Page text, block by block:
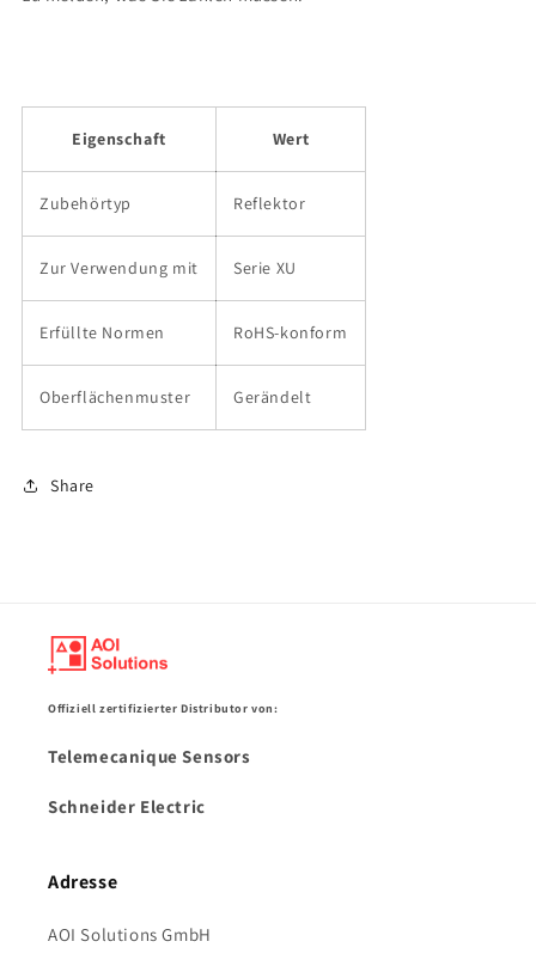
Eigenschaft Wert
Zubehörtyp Reflektor
Zur Verwendung mit Serie XU
Erfüllte Normen RoHS-konform
Oberflächenmuster Gerändelt
Share
Offiziell zertifizierter Distributor von:
Telemecanique Sensors
Schneider Electric
Adresse
AOI Solutions GmbH